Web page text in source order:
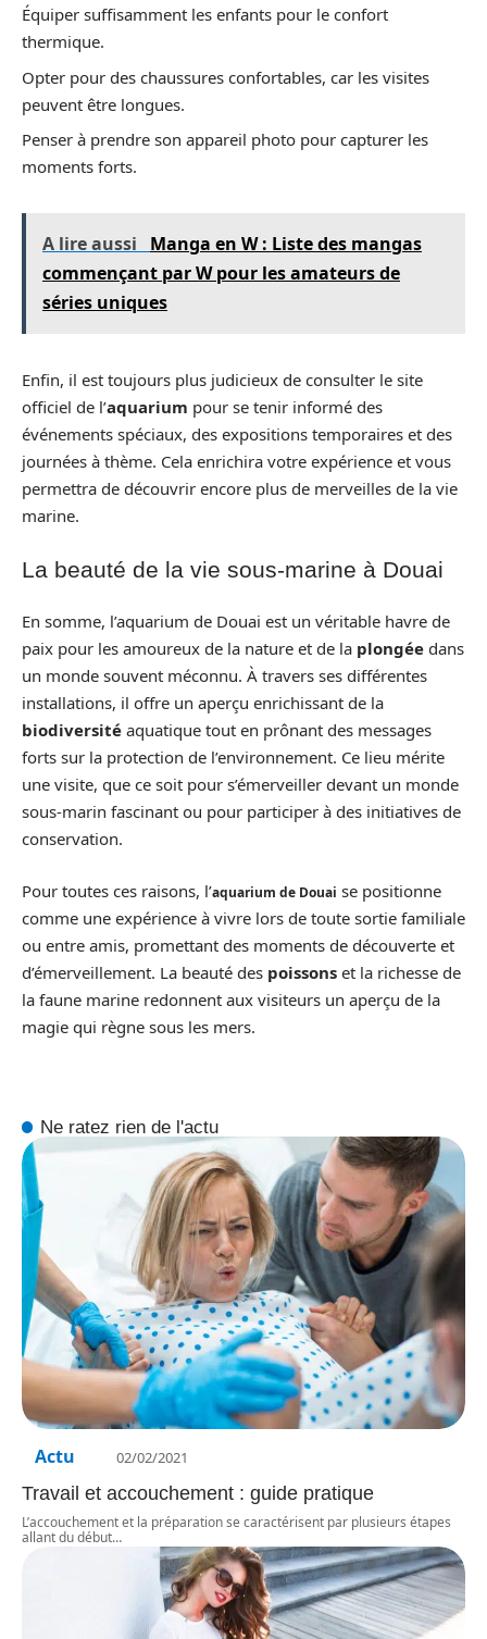
Équiper suffisamment les enfants pour le confort
thermique.
Opter pour des chaussures confortables, car les visites
peuvent être longues.
Penser à prendre son appareil photo pour capturer les
moments forts.
A lire aussi
Manga en W : Liste des mangas
commençant par W pour les amateurs de
séries uniques
Enfin, il est toujours plus judicieux de consulter le site
officiel de l’aquarium pour se tenir informé des
événements spéciaux, des expositions temporaires et des
journées à thème. Cela enrichira votre expérience et vous
permettra de découvrir encore plus de merveilles de la vie
marine.
La beauté de la vie sous-marine à Douai
En somme, l’aquarium de Douai est un véritable havre de
paix pour les amoureux de la nature et de la plongée dans
un monde souvent méconnu. À travers ses différentes
installations, il offre un aperçu enrichissant de la
biodiversité aquatique tout en prônant des messages
forts sur la protection de l’environnement. Ce lieu mérite
une visite, que ce soit pour s’émerveiller devant un monde
sous-marin fascinant ou pour participer à des initiatives de
conservation.
Pour toutes ces raisons, l’aquarium de Douai se positionne
comme une expérience à vivre lors de toute sortie familiale
ou entre amis, promettant des moments de découverte et
d’émerveillement. La beauté des poissons et la richesse de
la faune marine redonnent aux visiteurs un aperçu de la
magie qui règne sous les mers.
Ne ratez rien de l'actu
Actu 02/02/2021
Travail et accouchement : guide pratique
L’accouchement et la préparation se caractérisent par plusieurs étapes
allant du début…